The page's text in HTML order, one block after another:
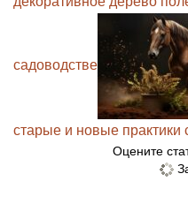
садоводстве
старые и новые практики
Оцените